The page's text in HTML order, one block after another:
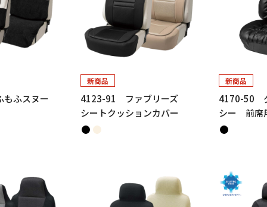
ふスヌー
新商品
4123-91 ファブリーズ
シートクッションカバー
新商品
4170-50
シー 前席